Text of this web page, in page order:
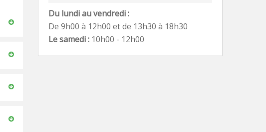
Du lundi au vendredi :
De 9h00 à 12h00 et de 13h30 à 18h30
Le samedi : 10h00 - 12h00